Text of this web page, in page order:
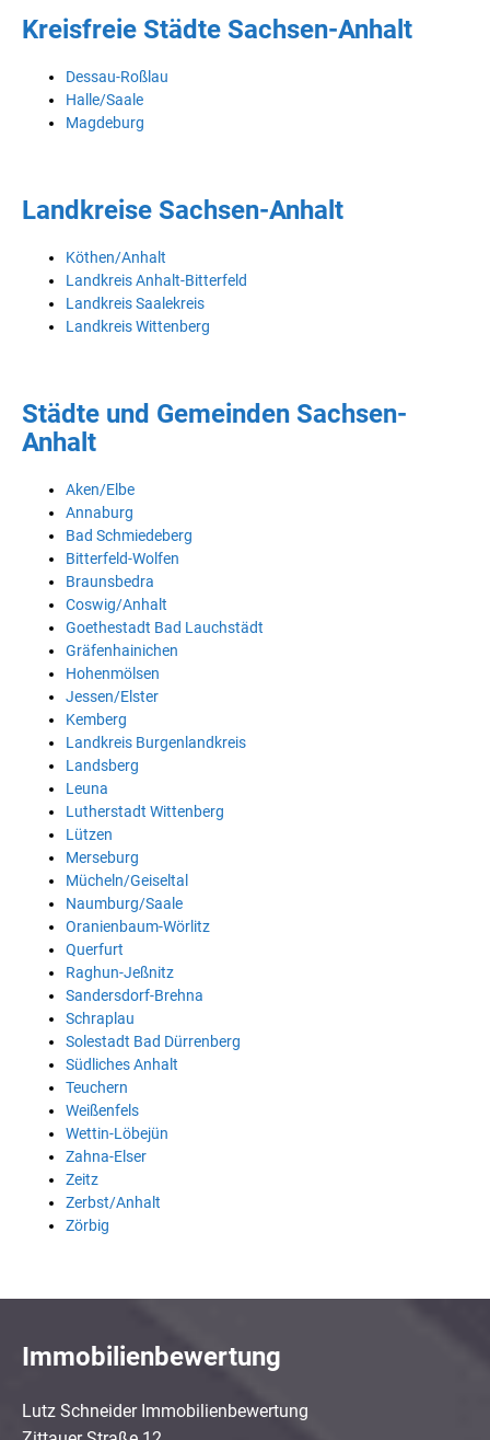
Kreisfreie Städte Sachsen-Anhalt
Dessau-Roßlau
Halle/Saale
Magdeburg
Landkreise Sachsen-Anhalt
Köthen/Anhalt
Landkreis Anhalt-Bitterfeld
Landkreis Saalekreis
Landkreis Wittenberg
Städte und Gemeinden Sachsen-
Anhalt
Aken/Elbe
Annaburg
Bad Schmiedeberg
Bitterfeld-Wolfen
Braunsbedra
Coswig/Anhalt
Goethestadt Bad Lauchstädt
Gräfenhainichen
Hohenmölsen
Jessen/Elster
Kemberg
Landkreis Burgenlandkreis
Landsberg
Leuna
Lutherstadt Wittenberg
Lützen
Merseburg
Mücheln/Geiseltal
Naumburg/Saale
Oranienbaum-Wörlitz
Querfurt
Raghun-Jeßnitz
Sandersdorf-Brehna
Schraplau
Solestadt Bad Dürrenberg
Südliches Anhalt
Teuchern
Weißenfels
Wettin-Löbejün
Zahna-Elser
Zeitz
Zerbst/Anhalt
Zörbig
Immobilienbewertung
Lutz Schneider Immobilienbewertung